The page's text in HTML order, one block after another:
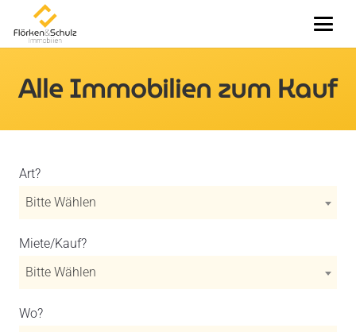
Alle Immobilien zum Kauf
Art?
Bitte Wählen
Miete/Kauf?
Bitte Wählen
Wo?